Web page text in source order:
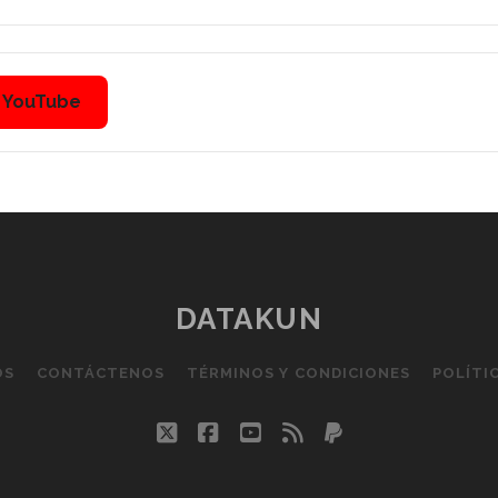
DATAKUN
CONTÁCTENOS TÉRMINOS Y CONDICIONES
twitterfacebook
youtube
rss paypal